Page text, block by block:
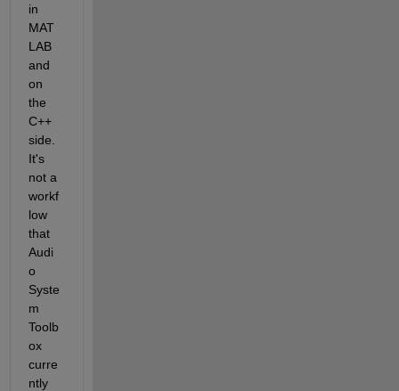
in
MAT
LAB
and
on
the
C++
side.
It's
not a
workf
low
that
Audi
o
Syste
m
Toolb
ox
curre
ntly